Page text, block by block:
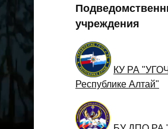
учреждения
КУ РА
Республике Алтай"